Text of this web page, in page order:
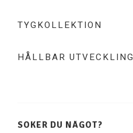
TYGKOLLEKTION
HÅLLBAR UTVECKLING
SÖKER DU NÅGOT?